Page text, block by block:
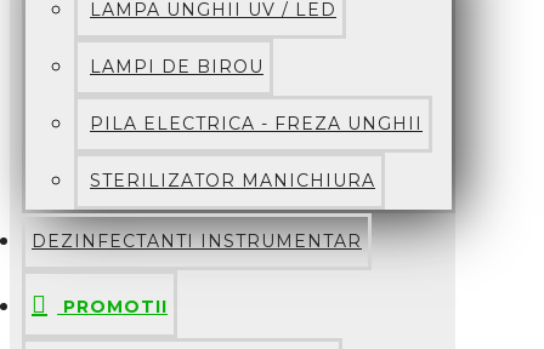
LAMPA UNGHII UV / LED
LAMPI DE BIROU
PILA ELECTRICA - FREZA UNGHII
STERILIZATOR MANICHIURA
DEZINFECTANTI INSTRUMENTAR
PROMOTII